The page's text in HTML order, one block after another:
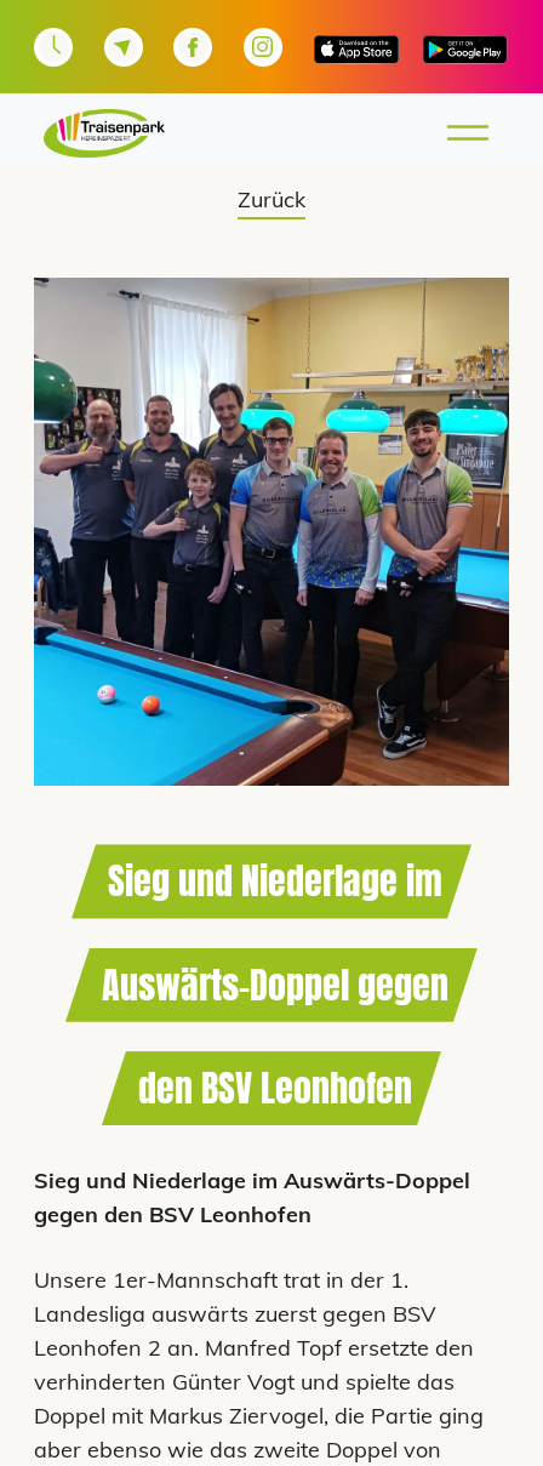
Zurück
Sieg und Niederlage im
Auswärts-Doppel gegen
den BSV Leonhofen
Sieg und Niederlage im Auswärts-Doppel
gegen den BSV Leonhofen
Unsere 1er-Mannschaft trat in der 1.
Landesliga auswärts zuerst gegen BSV
Leonhofen 2 an. Manfred Topf ersetzte den
verhinderten Günter Vogt und spielte das
Doppel mit Markus Ziervogel, die Partie ging
aber ebenso wie das zweite Doppel von